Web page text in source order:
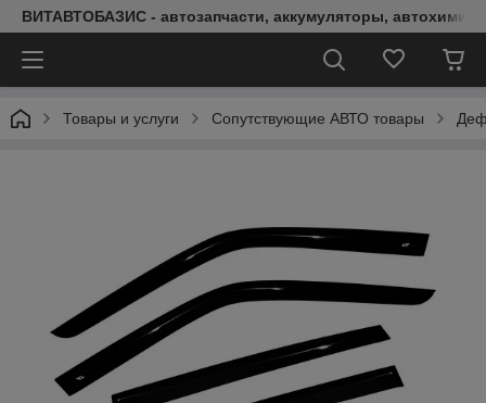
ВИТАВТОБАЗИС - автозапчасти, аккумуляторы, автохимия,
Товары и услуги Сопутствующие АВТО товары